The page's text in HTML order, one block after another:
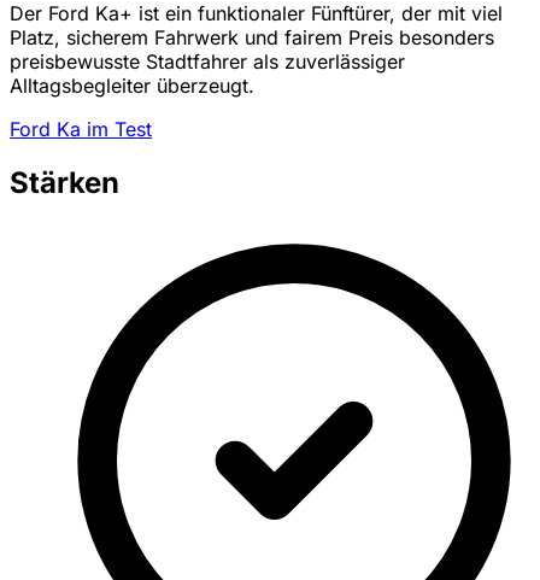
Der Ford Ka+ ist ein funktionaler Fünftürer, der mit viel
Platz, sicherem Fahrwerk und fairem Preis besonders
preisbewusste Stadtfahrer als zuverlässiger
Alltagsbegleiter überzeugt.
Ford Ka im Test
Stärken